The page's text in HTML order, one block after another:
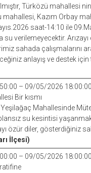
Türközü mahallesi
Kazım Orbay
saat-14:10 ile
su verilemeyecektir. Arızayı
sahada çalışmalarını
anlayış ve destek için
– 09/05/2026 18:00:00
Bir kısmı
Mahallesinde
su kesintisi
özür diler, gösterdiğiniz
İlçesi)
– 09/05/2026 18:00:00